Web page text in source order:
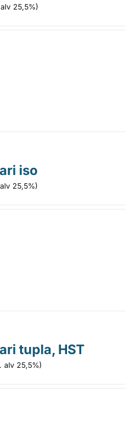
25,5%)
iso
25,5%)
tupla, HST
alv 25,5%)